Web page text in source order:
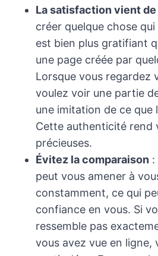
La satisfaction vient
créer quelque chose
est bien plus gratifiant
une page créée par
Lorsque vous regardez
voulez voir une partie
une imitation de ce que
Cette authenticité rend
précieuses.
Évitez la comparaison :
peut vous amener à
constamment, ce qui
confiance en vous. Si
ressemble pas
vous avez vue en ligne,